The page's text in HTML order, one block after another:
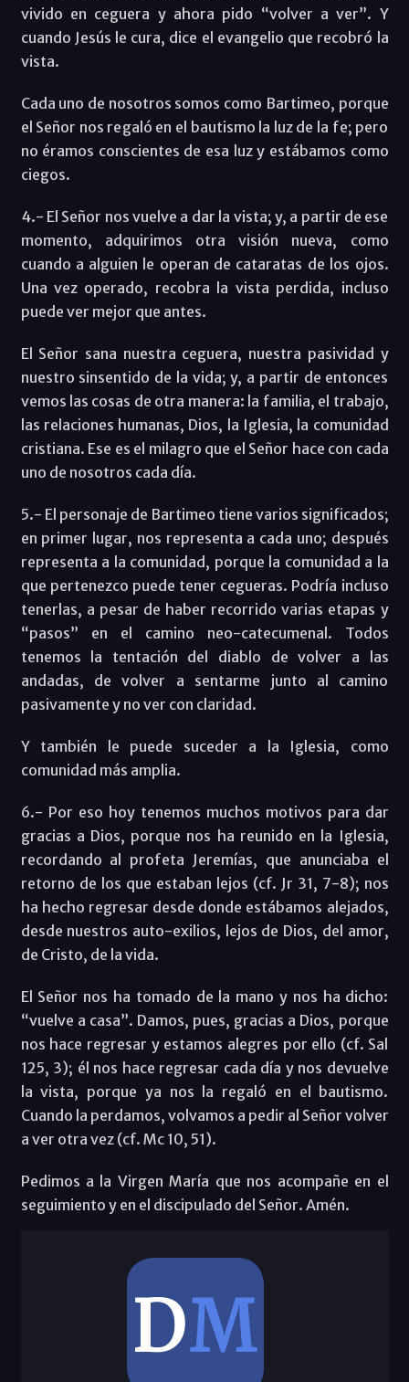
vivido en ceguera y ahora pido “volver a ver”. Y
cuando Jesús le cura, dice el evangelio que recobró la
vista.
Cada uno de nosotros somos como Bartimeo, porque
el Señor nos regaló en el bautismo la luz de la fe; pero
no éramos conscientes de esa luz y estábamos como
ciegos.
4.- El Señor nos vuelve a dar la vista; y, a partir de ese
momento, adquirimos otra visión nueva, como
cuando a alguien le operan de cataratas de los ojos.
Una vez operado, recobra la vista perdida, incluso
puede ver mejor que antes.
El Señor sana nuestra ceguera, nuestra pasividad y
nuestro sinsentido de la vida; y, a partir de entonces
vemos las cosas de otra manera: la familia, el trabajo,
las relaciones humanas, Dios, la Iglesia, la comunidad
cristiana. Ese es el milagro que el Señor hace con cada
uno de nosotros cada día.
5.- El personaje de Bartimeo tiene varios significados;
en primer lugar, nos representa a cada uno; después
representa a la comunidad, porque la comunidad a la
que pertenezco puede tener cegueras. Podría incluso
tenerlas, a pesar de haber recorrido varias etapas y
“pasos” en el camino neo-catecumenal. Todos
tenemos la tentación del diablo de volver a las
andadas, de volver a sentarme junto al camino
pasivamente y no ver con claridad.
Y también le puede suceder a la Iglesia, como
comunidad más amplia.
6.- Por eso hoy tenemos muchos motivos para dar
gracias a Dios, porque nos ha reunido en la Iglesia,
recordando al profeta Jeremías, que anunciaba el
retorno de los que estaban lejos (cf. Jr 31, 7-8); nos
ha hecho regresar desde donde estábamos alejados,
desde nuestros auto-exilios, lejos de Dios, del amor,
de Cristo, de la vida.
El Señor nos ha tomado de la mano y nos ha dicho:
“vuelve a casa”. Damos, pues, gracias a Dios, porque
nos hace regresar y estamos alegres por ello (cf. Sal
125, 3); él nos hace regresar cada día y nos devuelve
la vista, porque ya nos la regaló en el bautismo.
Cuando la perdamos, volvamos a pedir al Señor volver
a ver otra vez (cf. Mc 10, 51).
Pedimos a la Virgen María que nos acompañe en el
seguimiento y en el discipulado del Señor. Amén.